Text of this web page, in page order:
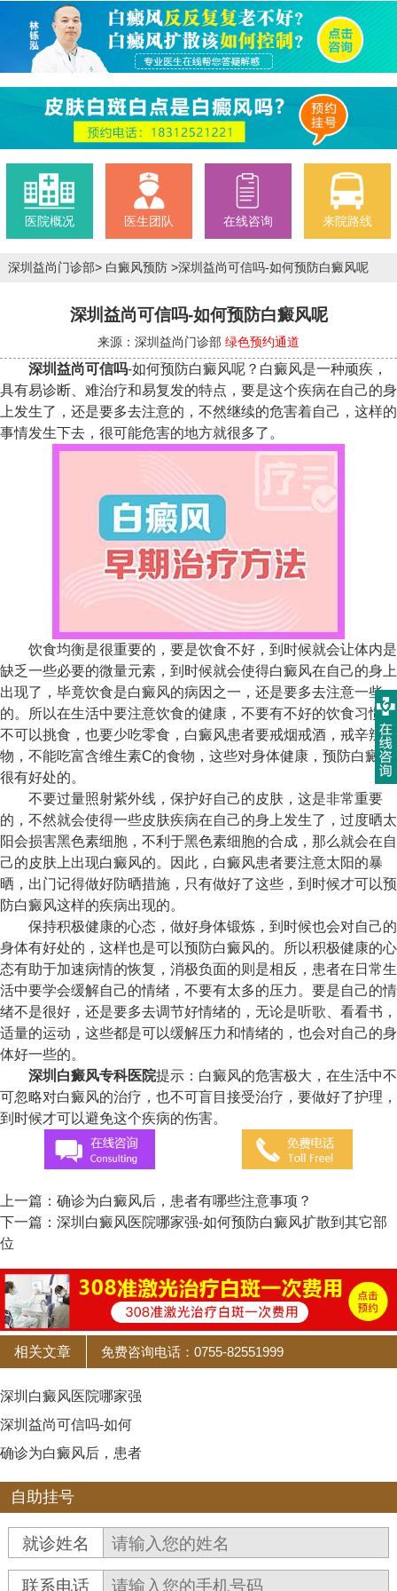
医院概况 医生团队 在线咨询 来院路线
深圳益尚门诊部>白癜风预防 >深圳益尚可信吗-如何预防白癜风呢
深圳益尚可信吗-如何预防白癜风呢
来源：深圳益尚门诊部 绿色预约通道
深圳益尚可信吗-如何预防白癜风呢？白癜风是一种顽疾，
具有易诊断、难治疗和易复发的特点，要是这个疾病在自己的身
上发生了，还是要多去注意的，不然继续的危害着自己，这样的
事情发生下去，很可能危害的地方就很多了。
饮食均衡是很重要的，要是饮食不好，到时候就会让体内是
缺乏一些必要的微量元素，到时候就会使得白癜风在自己的身上
出现了，毕竟饮食是白癜风的病因之一，还是要多去注意一些
的。所以在生活中要注意饮食的健康，不要有不好的饮食习惯，
不可以挑食，也要少吃零食，白癜风患者要戒烟戒酒，戒辛辣食
物，不能吃富含维生素C的食物，这些对身体健康，预防白癜风
很有好处的。
不要过量照射紫外线，保护好自己的皮肤，这是非常重要
的，不然就会使得一些皮肤疾病在自己的身上发生了，过度晒太
阳会损害黑色素细胞，不利于黑色素细胞的合成，那么就会在自
己的皮肤上出现白癜风的。因此，白癜风患者要注意太阳的暴
晒，出门记得做好防晒措施，只有做好了这些，到时候才可以预
防白癜风这样的疾病出现的。
保持积极健康的心态，做好身体锻炼，到时候也会对自己的
身体有好处的，这样也是可以预防白癜风的。所以积极健康的心
态有助于加速病情的恢复，消极负面的则是相反，患者在日常生
活中要学会缓解自己的情绪，不要有太多的压力。要是自己的情
绪不是很好，还是要多去调节好情绪的，无论是听歌、看看书，
适量的运动，这些都是可以缓解压力和情绪的，也会对自己的身
体好一些的。
深圳白癜风专科医院提示：白癜风的危害极大，在生活中不
可忽略对白癜风的治疗，也不可盲目接受治疗，要做好了护理，
到时候才可以避免这个疾病的伤害。
上一篇： 确诊为白癜风后，患者有哪些注意事项？
下一篇： 深圳白癜风医院哪家强-如何预防白癜风扩散到其它部
位
相关文章 免费咨询电话：0755-82551999
深圳白癜风医院哪家强
深圳益尚可信吗-如何
确诊为白癜风后，患者
自助挂号
就诊姓名
联系电话